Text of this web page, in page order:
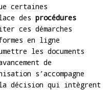
certaines
des procédures
ces démarches
en ligne
les documents
de
s’accompagne
décision qui intègrent